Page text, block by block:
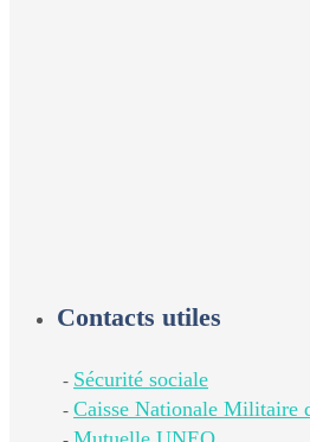
Contacts utiles
- Sécurité sociale
- Caisse Nationale Militaire